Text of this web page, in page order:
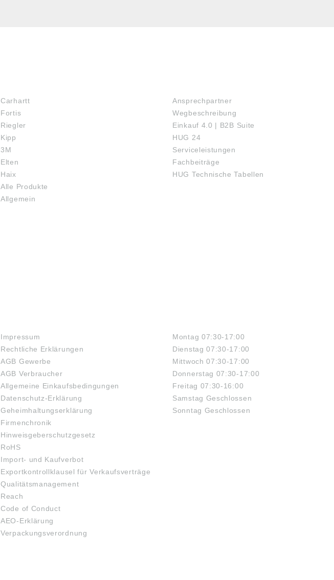
Carhartt
Fortis
Riegler
Kipp
3M
Elten
Haix
Alle Produkte
Allgemein
Ansprechpartner
Wegbeschreibung
Einkauf 4.0 | B2B Suite
HUG 24
Serviceleistungen
Fachbeiträge
HUG Technische Tabellen
Impressum
Rechtliche Erklärungen
AGB Gewerbe
AGB Verbraucher
Allgemeine Einkaufsbedingungen
Datenschutz-Erklärung
Geheimhaltungserklärung
Firmenchronik
Hinweisgeberschutzgesetz
RoHS
Import- und Kaufverbot
Exportkontrollklausel für Verkaufsverträge
Qualitätsmanagement
Reach
Code of Conduct
AEO-Erklärung
Verpackungsverordnung
Montag 07:30-17:00
Dienstag 07:30-17:00
Mittwoch 07:30-17:00
Donnerstag 07:30-17:00
Freitag 07:30-16:00
Samstag Geschlossen
Sonntag Geschlossen